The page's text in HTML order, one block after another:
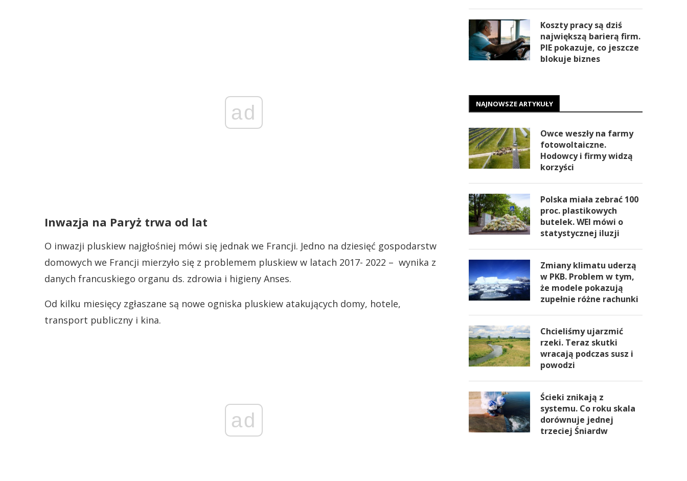
ad
Inwazja na Paryż trwa od lat
O inwazji pluskiew najgłośniej mówi się jednak we Francji. Jedno na dziesięć gospodarstw
domowych we Francji mierzyło się z problemem pluskiew w latach 2017- 2022 – wynika z
danych francuskiego organu ds. zdrowia i higieny Anses.
Od kilku miesięcy zgłaszane są nowe ogniska pluskiew atakujących domy, hotele,
transport publiczny i kina.
ad
Koszty pracy są dziś
największą barierą firm.
PIE pokazuje, co jeszcze
blokuje biznes
NAJNOWSZE ARTYKUŁY
Owce weszły na farmy
fotowoltaiczne.
Hodowcy i firmy widzą
korzyści
Polska miała zebrać 100
proc. plastikowych
butelek. WEI mówi o
statystycznej iluzji
Zmiany klimatu uderzą
w PKB. Problem w tym,
że modele pokazują
zupełnie różne rachunki
Chcieliśmy ujarzmić
rzeki. Teraz skutki
wracają podczas susz i
powodzi
Ścieki znikają z
systemu. Co roku skala
dorównuje jednej
trzeciej Śniardw